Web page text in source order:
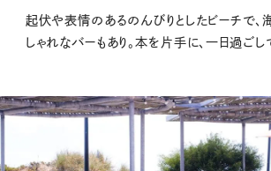
起伏や表情のあるのんびりとしたビーチで、
しゃれなバーもあり。本を片手に、一日過ごし